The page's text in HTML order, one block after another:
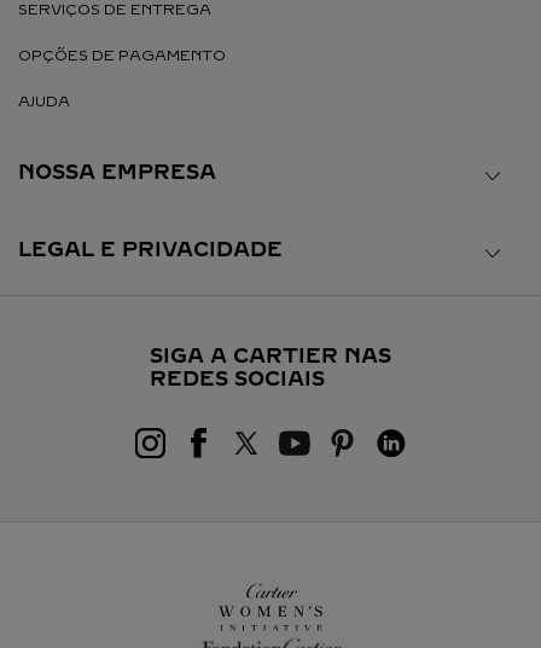
SERVIÇOS DE ENTREGA
OPÇÕES DE PAGAMENTO
AJUDA
NOSSA EMPRESA
LEGAL E PRIVACIDADE
SIGA A CARTIER NAS
REDES SOCIAIS